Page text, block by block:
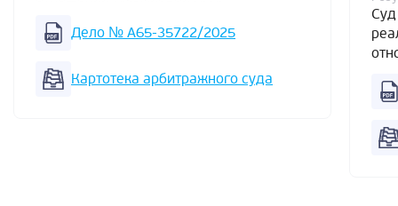
Дело № А65-35722/2025
Картотека арбитражного суда